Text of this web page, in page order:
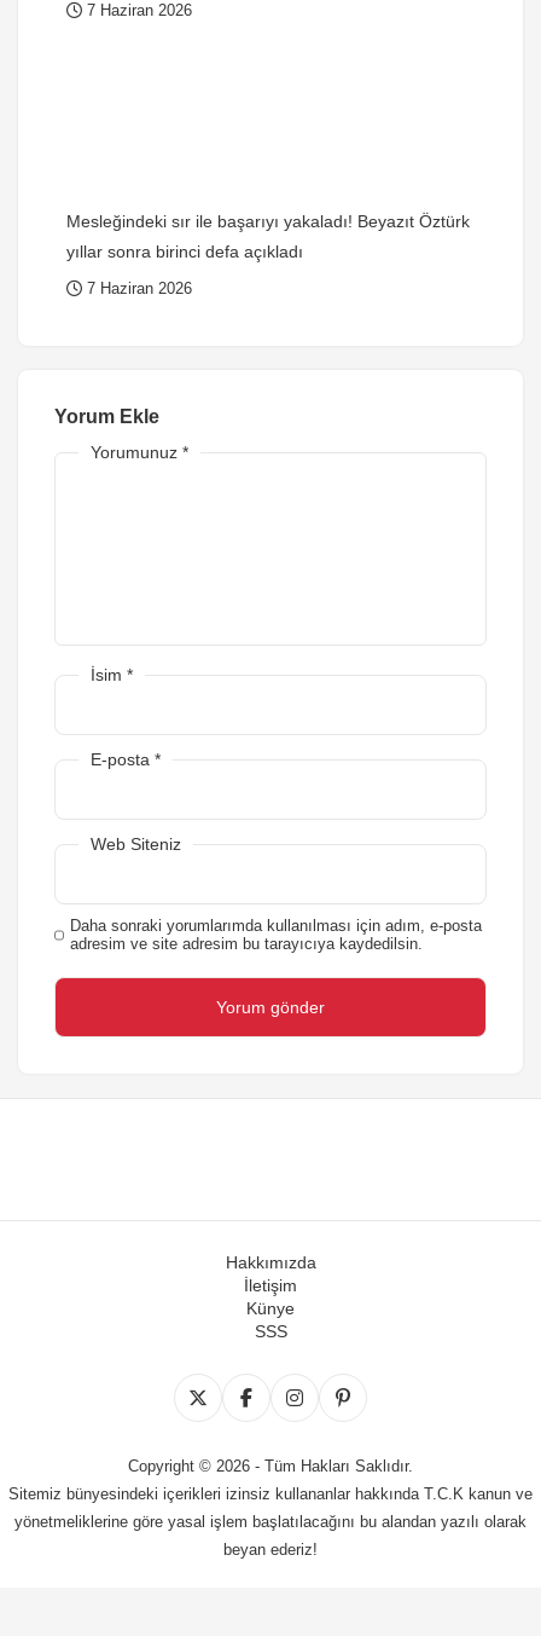
7 Haziran 2026
Mesleğindeki sır ile başarıyı yakaladı! Beyazıt Öztürk
yıllar sonra birinci defa açıkladı
7 Haziran 2026
Yorum Ekle
Yorumunuz *
İsim *
E-posta *
Web Siteniz
Daha sonraki yorumlarımda kullanılması için adım, e-posta
adresim ve site adresim bu tarayıcıya kaydedilsin.
Hakkımızda
İletişim
Künye
SSS
Copyright © 2026 - Tüm Hakları Saklıdır.
Sitemiz bünyesindeki içerikleri izinsiz kullananlar hakkında T.C.K kanun ve
yönetmeliklerine göre yasal işlem başlatılacağını bu alandan yazılı olarak
beyan ederiz!